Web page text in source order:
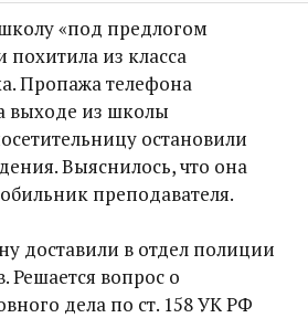
«под предлогом
похитила из класса
Пропажа телефона
выходе из школы
остановили
Выяснилось, что она
преподавателя.
доставили в отдел полиции
Решается вопрос о
дела по ст. 158 УК РФ